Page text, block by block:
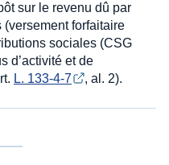
sur le revenu dû par
(versement forfaitaire
sociales (CSG
d’activité et de
L. 133-4-7 , al. 2).